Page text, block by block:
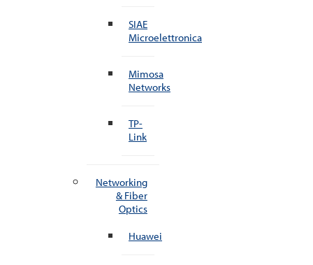
SIAE
Microelettronica
Mimosa
Networks
TP-
Link
Networking
& Fiber
Optics
Huawei